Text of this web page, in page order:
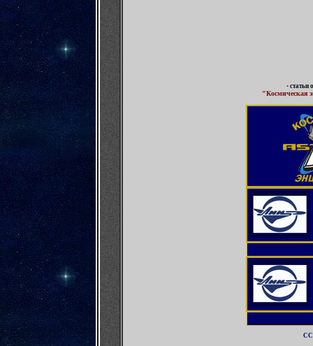
• статьи
"Космическая